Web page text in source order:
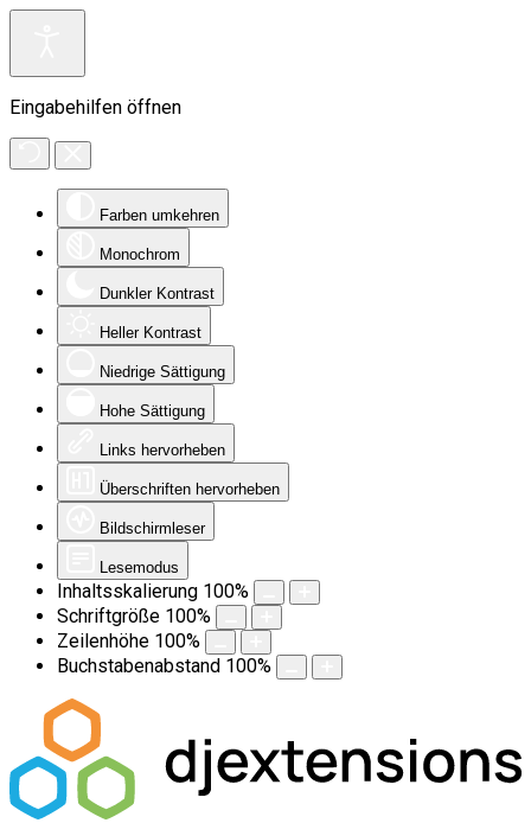
Eingabehilfen öffnen
Farben umkehren
Monochrom
Dunkler Kontrast
Heller Kontrast
Niedrige Sättigung
Hohe Sättigung
Links hervorheben
Überschriften hervorheben
Bildschirmleser
Lesemodus
Inhaltsskalierung 100%
Schriftgröße 100%
Zeilenhöhe 100%
Buchstabenabstand 100%